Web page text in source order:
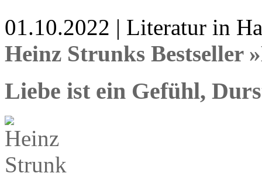
01.10.2022 | Literatur in
Heinz Strunks Bestseller
Liebe ist ein Gefühl,